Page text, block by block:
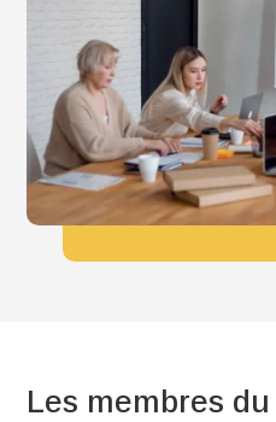
Les membres